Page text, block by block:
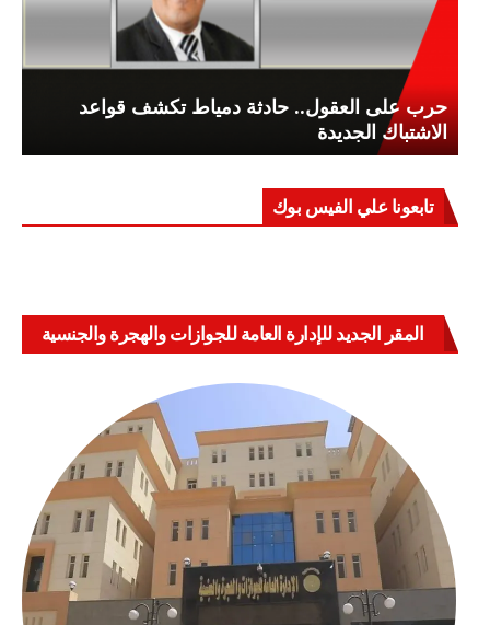
حرب على العقول.. حادثة دمياط تكشف قواعد
الاشتباك الجديدة
تابعونا علي الفيس بوك
المقر الجديد للإدارة العامة للجوازات والهجرة والجنسية